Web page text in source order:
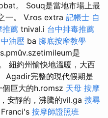
。 Souq是當地市場上最
一。 V.ros extra 記帳士 自
推薦 tnival.i 台中排毒推薦
油壓 ba 腳底按摩教學
是
紐約州愉快地溫暖，大西
Agadir完整的現代假期是
個巨大的h.romsz 天母 按摩
安靜的，沸騰的vil.ga 搜尋
Franci's 按摩師證照班